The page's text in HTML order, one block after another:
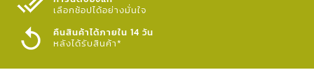
เลือกช้อปได้อย่างมั่นใจ​
คืนสินค้าได้ภายใน 14 วัน
หลังได้รับสินค้า*